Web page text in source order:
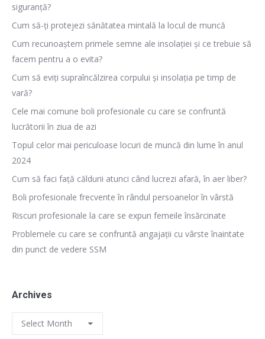
siguranță?
Cum să-ți protejezi sănătatea mintală la locul de muncă
Cum recunoaștem primele semne ale insolației și ce trebuie să
facem pentru a o evita?
Cum să eviți supraîncălzirea corpului și insolația pe timp de
vară?
Cele mai comune boli profesionale cu care se confruntă
lucrătorii în ziua de azi
Topul celor mai periculoase locuri de muncă din lume în anul
2024
Cum să faci față căldurii atunci când lucrezi afară, în aer liber?
Boli profesionale frecvente în rândul persoanelor în vârstă
Riscuri profesionale la care se expun femeile însărcinate
Problemele cu care se confruntă angajații cu vârste înaintate
din punct de vedere SSM
Archives
Archives